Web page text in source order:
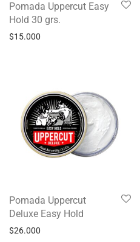
Pomada Uppercut Easy
Hold 30 grs.
$15.000
Pomada Uppercut
Deluxe Easy Hold
$26.000